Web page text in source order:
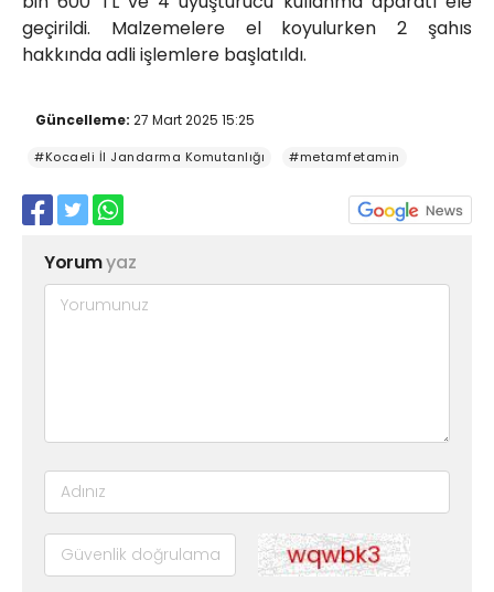
geçirildi. Malzemelere el koyulurken 2 şahıs
hakkında adli işlemlere başlatıldı.
Güncelleme: 27 Mart 2025 15:25
#Kocaeli İl Jandarma Komutanlığı #metamfetamin
Yorumyaz